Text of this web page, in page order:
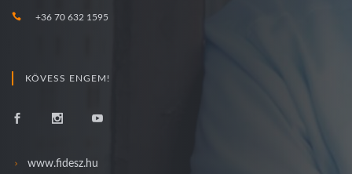
+36 70 632 1595
KÖVESS ENGEM!
www.fidesz.hu